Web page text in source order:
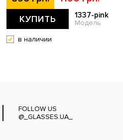
КУПИТЬ 1337-pink
Модель
в наличии
FOLLOW US
@_GLASSES.UA_